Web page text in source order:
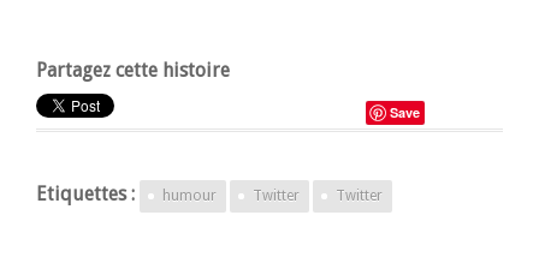
Partagez cette histoire
Save
Etiquettes : humour Twitter Twitter